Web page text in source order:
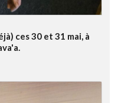
ces 30 et 31 mai, à